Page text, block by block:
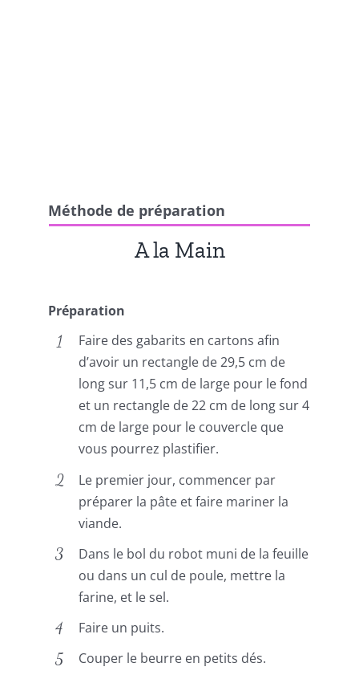
Méthode de préparation
A la Main
Préparation
Faire des gabarits en cartons afin
d’avoir un rectangle de 29,5 cm de
long sur 11,5 cm de large pour le fond
et un rectangle de 22 cm de long sur 4
cm de large pour le couvercle que
vous pourrez plastifier.
Le premier jour, commencer par
préparer la pâte et faire mariner la
viande.
Dans le bol du robot muni de la feuille
ou dans un cul de poule, mettre la
farine, et le sel.
Faire un puits.
Couper le beurre en petits dés.